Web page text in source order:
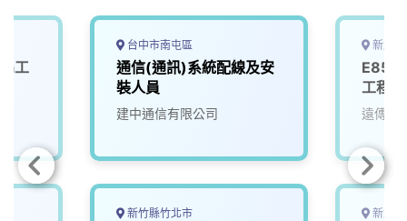
工
台中市南屯區
通信(通訊)系統配線及安
裝人員
建中通信有限公司
新竹縣竹北市
新北
工程
遠傳電
新北